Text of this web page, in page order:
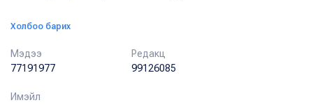
Холбоо барих
Мэдээ
77191977
Редакц
99126085
Имэйл